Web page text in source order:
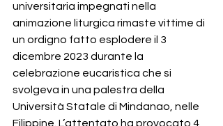
universitaria impegnati nella
animazione liturgica rimaste vittime di
un ordigno fatto esplodere il 3
dicembre 2023 durante la
celebrazione eucaristica che si
svolgeva in una palestra della
Università Statale di Mindanao, nelle
Filippine. L’attentato ha provocato 4